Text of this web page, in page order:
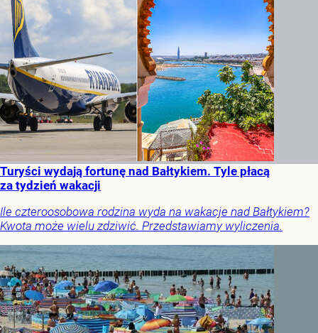
Turyści wydają fortunę nad Bałtykiem. Tyle płacą
za tydzień wakacji
Ile czteroosobowa rodzina wyda na wakacje nad Bałtykiem?
Kwota może wielu zdziwić. Przedstawiamy wyliczenia.